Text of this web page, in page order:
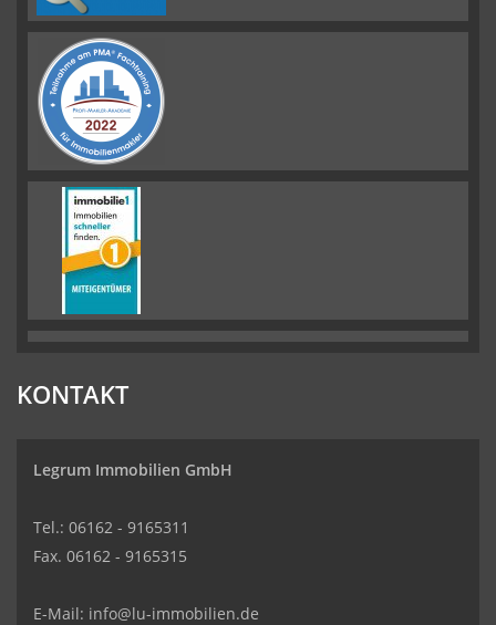
KONTAKT
Legrum Immobilien GmbH
Tel.: 06162 - 9165311
Fax. 06162 - 9165315
E-Mail: info@lu-immobilien.de